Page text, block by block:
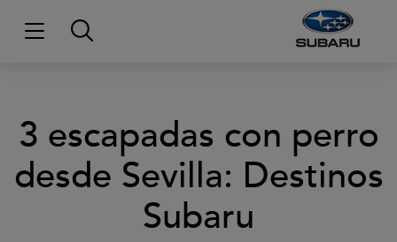
3 escapadas con perro
desde Sevilla: Destinos
Subaru